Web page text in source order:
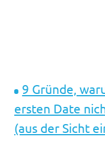
9 Gründe,
ersten Date
(aus der Sicht